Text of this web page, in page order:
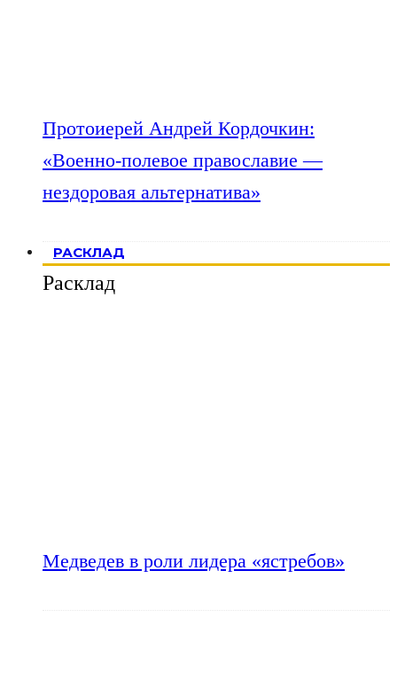
Протоиерей Андрей Кордочкин:
«Военно-полевое православие —
нездоровая альтернатива»
РАСКЛАД
Расклад
Медведев в роли лидера «ястребов»